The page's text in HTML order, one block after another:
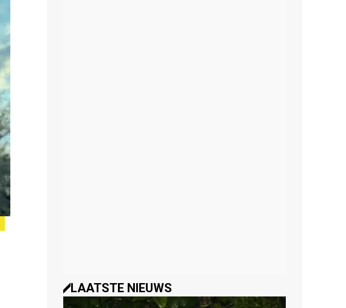
LAATSTE NIEUWS